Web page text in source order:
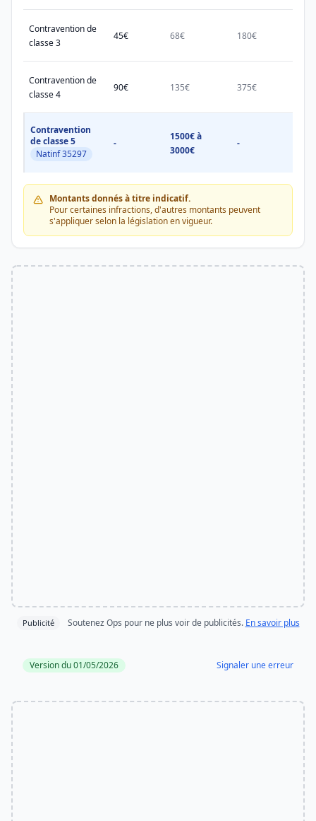
Contravention de
classe 3
45€ 68€ 180€
Contravention de
classe 4
90€ 135€ 375€
Contravention
de classe 5
Natinf 35297
-
1500€ à
3000€
-
Montants donnés à titre indicatif.
Pour certaines infractions, d'autres montants peuvent
s'appliquer selon la législation en vigueur.
Publicité Soutenez Ops pour ne plus voir de publicités. En savoir plus
Version du 01/05/2026 Signaler une erreur